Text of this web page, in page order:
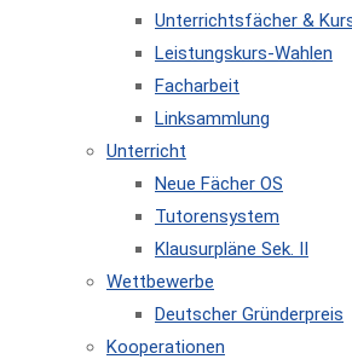
Unterrichtsfächer &
Leistungskurs-Wahlen
Facharbeit
Linksammlung
Unterricht
Neue Fächer OS
Tutorensystem
Klausurpläne Sek. II
Wettbewerbe
Deutscher Gründerpreis
Kooperationen